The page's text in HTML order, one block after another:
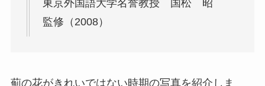
東京外国語大学名誉教授 国松 昭
監修（2008）
薊の花がきれいではない時期の写真を紹介しま